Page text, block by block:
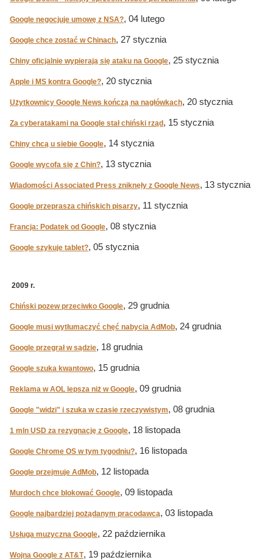
Google negocjuje umowę z NSA?, 04 lutego
Google chce zostać w Chinach, 27 stycznia
Chiny oficjalnie wypierają się ataku na Google, 25 stycznia
Apple i MS kontra Google?, 20 stycznia
Użytkownicy Google News kończą na nagłówkach, 20 stycznia
Za cyberatakami na Google stał chiński rząd , 15 stycznia
Chiny chcą u siebie Google, 14 stycznia
Google wycofa się z Chin?, 13 stycznia
Wiadomości Associated Press zniknęły z Google News, 13 stycznia
Google przeprasza chińskich pisarzy, 11 stycznia
Francja: Podatek od Google, 08 stycznia
Google szykuje tablet?, 05 stycznia
2009 r.
Chiński pozew przeciwko Google, 29 grudnia
Google musi wytłumaczyć chęć nabycia AdMob, 24 grudnia
Google przegrał w sądzie, 18 grudnia
Google szuka kwantowo, 15 grudnia
Reklama w AOL lepsza niż w Google, 09 grudnia
Google "widzi" i szuka w czasie rzeczywistym, 08 grudnia
1 mln USD za rezygnację z Google, 18 listopada
Google Chrome OS w tym tygodniu?, 16 listopada
Google przejmuje AdMob, 12 listopada
Murdoch chce blokować Google, 09 listopada
Google najbardziej pożądanym pracodawcą, 03 listopada
Usługa muzyczna Google, 22 października
Wojna Google z AT&T, 19 października